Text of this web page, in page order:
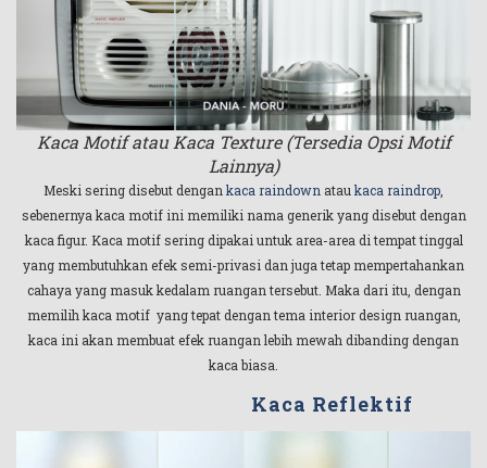
Kaca Motif atau Kaca Texture (Tersedia Opsi Motif
Lainnya)
Meski sering disebut dengankaca raindown ataukaca raindrop,
sebenernya kaca motif ini memiliki nama generik yang disebut dengan
kaca figur. Kaca motif sering dipakai untuk area-area di tempat tinggal
yang membutuhkan efek semi-privasi dan juga tetap mempertahankan
cahaya yang masuk kedalam ruangan tersebut. Maka dari itu, dengan
memilih kaca motif yang tepat dengan tema interior design ruangan,
kaca ini akan membuat efek ruangan lebih mewah dibanding dengan
kaca biasa.
Kaca Reflektif